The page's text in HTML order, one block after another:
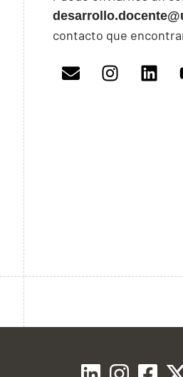
contacto que